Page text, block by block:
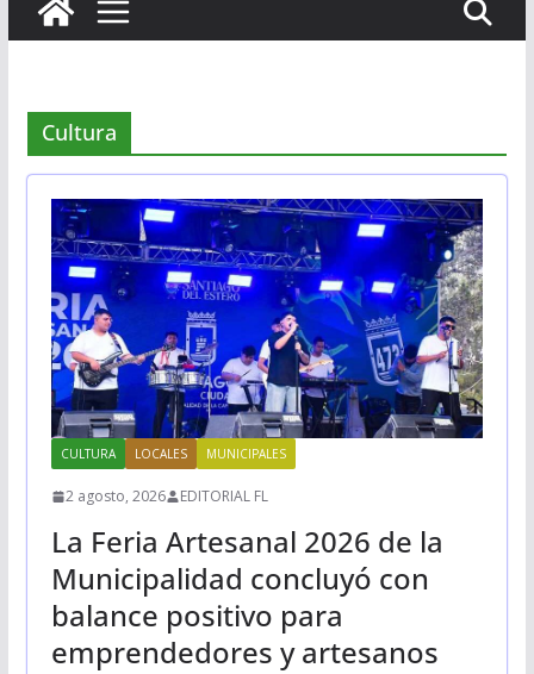
Cultura
CULTURA LOCALES MUNICIPALES
2 agosto, 2026 EDITORIAL FL
La Feria Artesanal 2026 de la
Municipalidad concluyó con
balance positivo para
emprendedores y artesanos